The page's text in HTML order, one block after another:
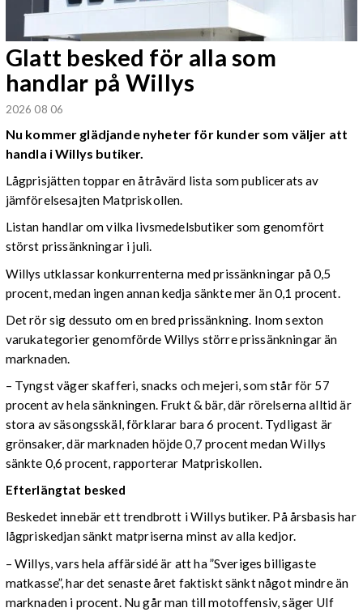
Glatt besked för alla som
handlar på Willys
2026 08 06
Nu kommer glädjande nyheter för kunder som väljer att
handla i Willys butiker.
Lågprisjätten toppar en åtråvärd lista som publicerats av
jämförelsesajten Matpriskollen.
Listan handlar om vilka livsmedelsbutiker som genomfört
störst prissänkningar i juli.
Willys utklassar konkurrenterna med prissänkningar på 0,5
procent, medan ingen annan kedja sänkte mer än 0,1 procent.
Det rör sig dessuto om en bred prissänkning. Inom sexton
varukategorier genomförde Willys större prissänkningar än
marknaden.
– Tyngst väger skafferi, snacks och mejeri, som står för 57
procent av hela sänkningen. Frukt & bär, där rörelserna alltid är
stora av säsongsskäl, förklarar bara 6 procent. Tydligast är
grönsaker, där marknaden höjde 0,7 procent medan Willys
sänkte 0,6 procent, rapporterar Matpriskollen.
Efterlängtat besked
Beskedet innebär ett trendbrott i Willys butiker. På årsbasis har
lågpriskedjan sänkt matpriserna minst av alla kedjor.
– Willys, vars hela affärsidé är att ha ”Sveriges billigaste
matkasse”, har det senaste året faktiskt sänkt något mindre än
marknaden i procent. Nu går man till motoffensiv, säger Ulf